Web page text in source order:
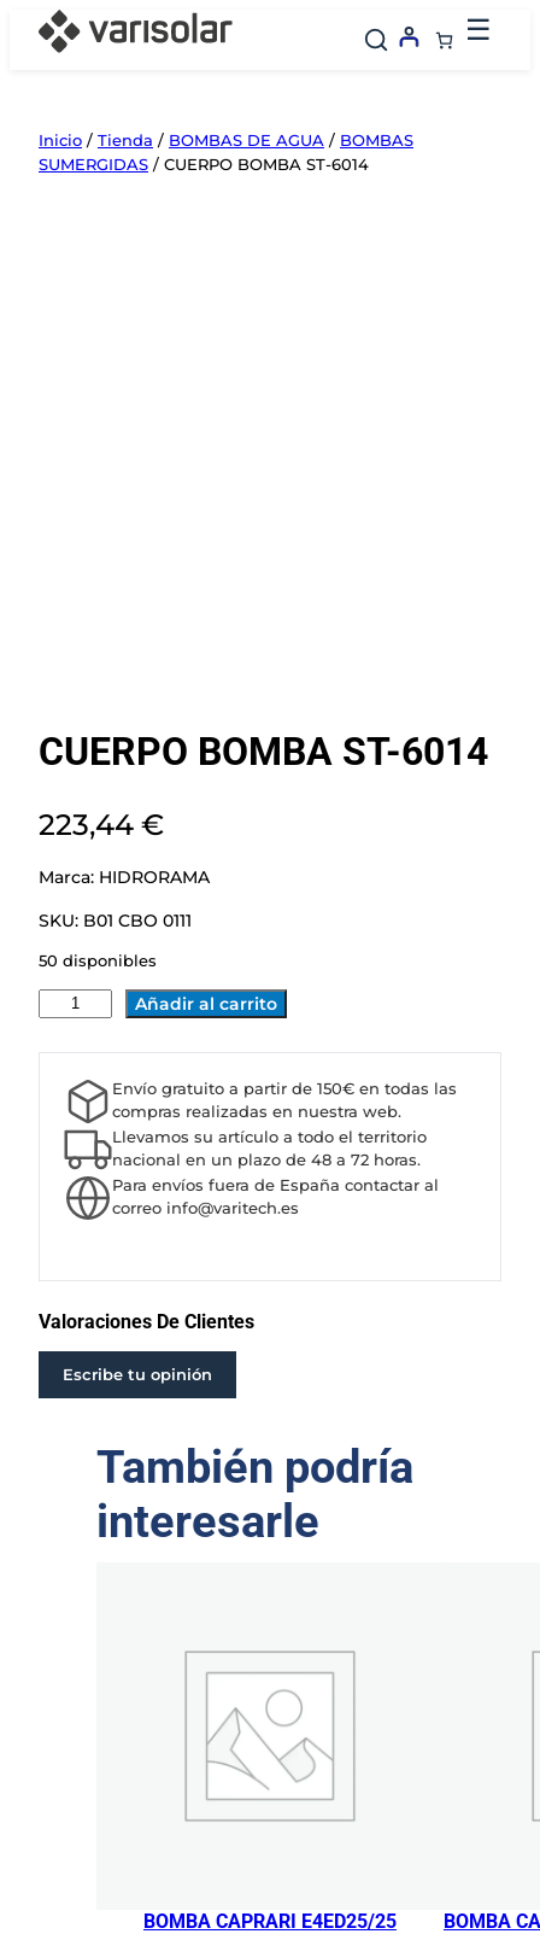
Saltar
☰
Inicio / Tienda / BOMBAS DE AGUA / BOMBAS
SUMERGIDAS / CUERPO BOMBA ST-6014
CUERPO BOMBA ST-6014
223,44 €
Marca: HIDRORAMA
SKU: B01 CBO 0111
50 disponibles
E
T
-
0
Añadir al carrito
Envío gratuito a partir de 150€ en todas las
compras realizadas en nuestra web.
Llevamos su artículo a todo el territorio
nacional en un plazo de 48 a 72 horas.
Para envíos fuera de España contactar al
correo info@varitech.es
Valoraciones De Clientes
Escribe tu opinión
También podría
interesarle
BOMBA CAPRARI E4ED25/25 BOMBA